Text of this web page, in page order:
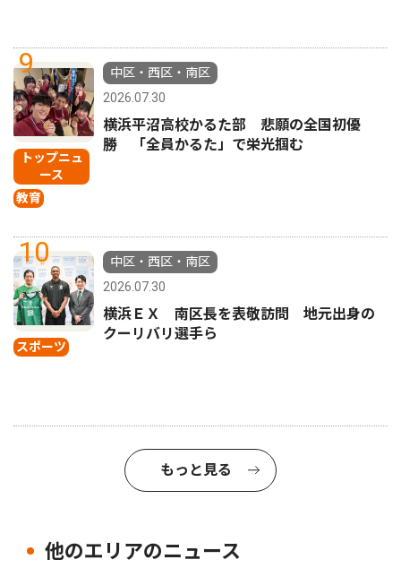
9
トップニュ
ース
教育
中区・西区・南区
2026.07.30
横浜平沼高校かるた部 悲願の全国初優
勝 「全員かるた」で栄光掴む
10
スポーツ
中区・西区・南区
2026.07.30
横浜ＥＸ 南区長を表敬訪問 地元出身の
クーリバリ選手ら
もっと見る
他のエリアのニュース